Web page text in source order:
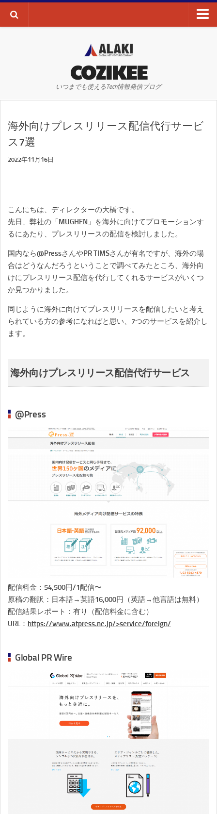
AI・ディープラーニング
WEBサイト
WEBマーケティング
SEO
SNS
COZIKEE
いつまでも使えるTech情報発信ブログ
海外向けプレスリリース配信代行サービ
ス7選
2022年11月16日
こんにちは、ディレクターの大橋です。
先日、弊社の「MUGHEN 」
を海外に向けてプロモーションす
るにあたり、 プレスリリースの配信を検討しました。
国内なら@PressさんやPR TIMSさんが有名ですが、海外の場
合はどうなんだろうということで調べてみたところ、海外向
けにプレスリリース配信を代行してくれるサービスがいくつ
か見つかりました。
同じように海外に向けてプレスリリースを配信したいと考え
られている方の参考になればと思い、7つのサービスを紹介し
ます。
海外向けプレスリリース配信代行サービス
@Press
配信料金：54,500円/1配信〜
原稿の翻訳：日本語→英語16,000円（英語→他言語は無料）
配信結果レポート：有り（配信料金に含む）
URL： https://www.atpress.ne.jp/>service/foreign/
Global PR Wire